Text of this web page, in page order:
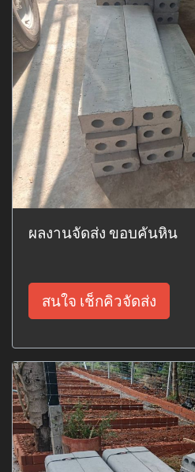
ผลงานจัดส่ง ขอบคันหิน
สนใจ เช็กคิวจัดส่ง